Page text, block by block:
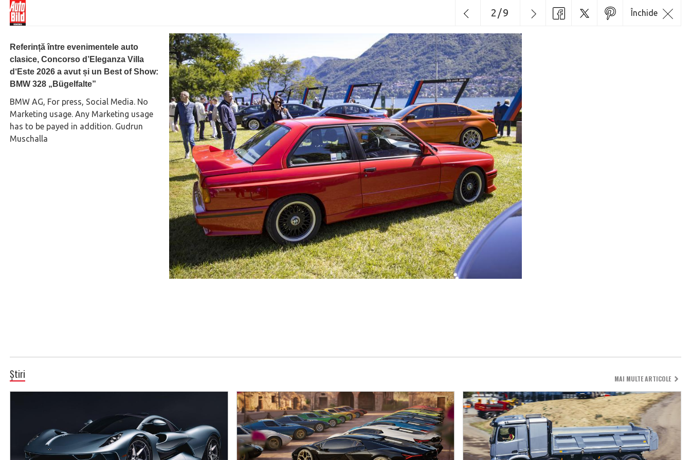
Referință între evenimentele auto
clasice, Concorso d’Eleganza Villa
d‘Este 2026 a avut și un Best of Show:
BMW 328 „Bügelfalte”
BMW AG, For press, Social Media. No
Marketing usage. Any Marketing usage
has to be payed in addition. Gudrun
Muschalla
Închide
2 /9
Știri MAI MULTE ARTICOLE